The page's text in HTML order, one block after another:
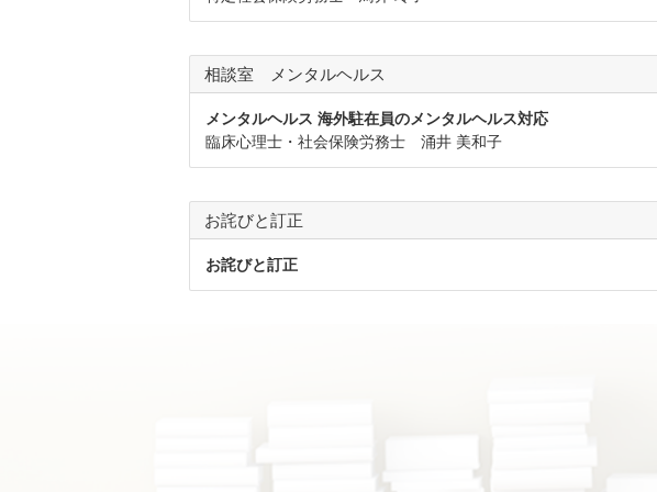
相談室 メンタルヘルス
メンタルヘルス 海外駐在員のメンタルヘルス対応
臨床心理士・社会保険労務士 涌井 美和子
お詫びと訂正
お詫びと訂正